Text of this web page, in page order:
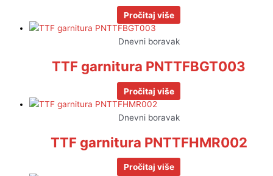
Pročitaj više
Dnevni boravak
TTF garnitura PNTTFBGT003
Pročitaj više
Dnevni boravak
TTF garnitura PNTTFHMR002
Pročitaj više